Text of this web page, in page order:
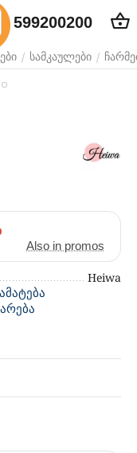
599200200
/ სამკაულები /
Also in promos
Heiwa